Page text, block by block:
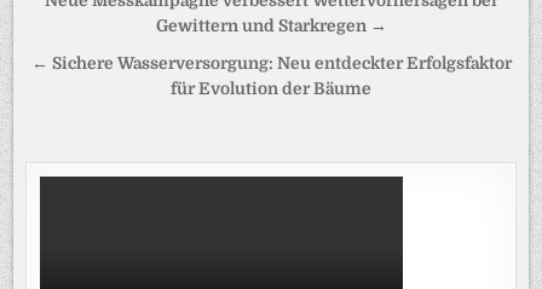
Gewittern und Starkregen →
← Sichere Wasserversorgung: Neu entdeckter Erfolgsfaktor
für Evolution der Bäume